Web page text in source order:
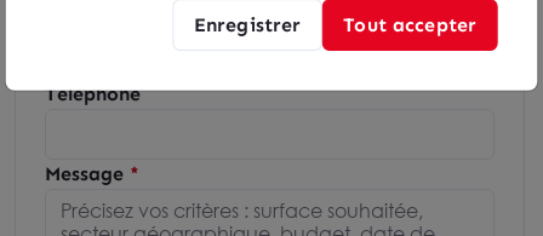
Téléphone
Message
Enregistrer Tout accepter